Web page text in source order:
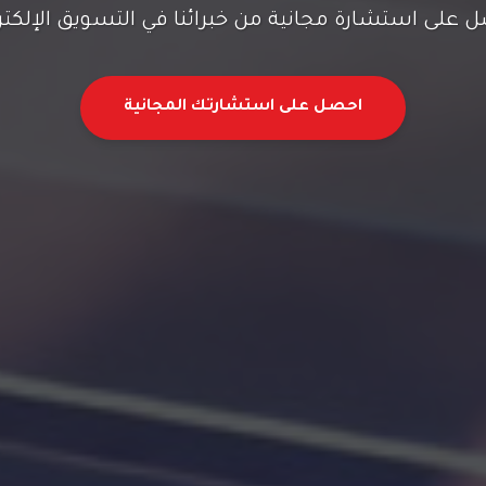
على استشارة مجانية من خبرائنا في التسويق
احصل على استشارتك المجانية